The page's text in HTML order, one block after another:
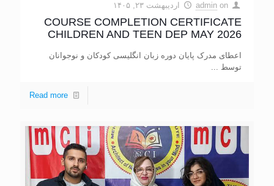
admin on اردیبهشت ۲۳, ۱۴۰۵
COURSE COMPLETION CERTIFICATE
CHILDREN AND TEEN DEP MAY 2026
اعطای مدرک پایان دوره زبان انگلیسی کودکان و نوجوانان
توسط ...
Read more